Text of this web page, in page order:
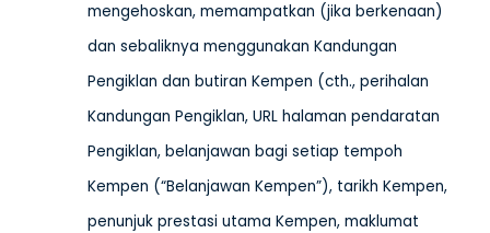
mengehoskan, memampatkan (jika berkenaan)
dan sebaliknya menggunakan Kandungan
Pengiklan dan butiran Kempen (cth., perihalan
Kandungan Pengiklan, URL halaman pendaratan
Pengiklan, belanjawan bagi setiap tempoh
Kempen (“Belanjawan Kempen”), tarikh Kempen,
penunjuk prestasi utama Kempen, maklumat